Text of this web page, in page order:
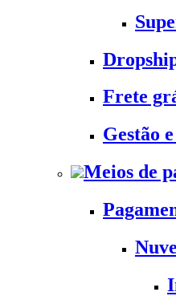
Frete
Gestão
Meios de